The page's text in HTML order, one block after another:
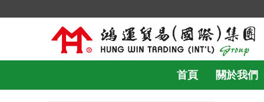
首頁 關於我們